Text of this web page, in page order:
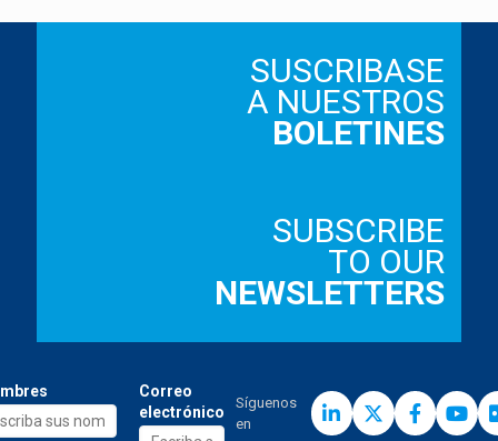
SUSCRIBASE
A NUESTROS
BOLETINES
SUBSCRIBE
TO OUR
NEWSLETTERS
Correo
electrónico
Síguenos
en